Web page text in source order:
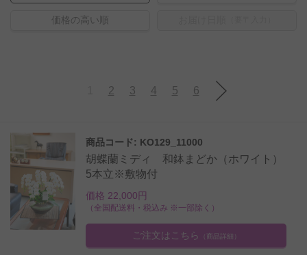
価格の高い順
2 3 4 5 6
商品コード: KO129_11000
胡蝶蘭ミディ 和鉢まどか（ホワイト）
5本立※敷物付
価格 22,000円
（全国配送料・税込み ※一部除く）
ご注文はこちら （商品詳細）